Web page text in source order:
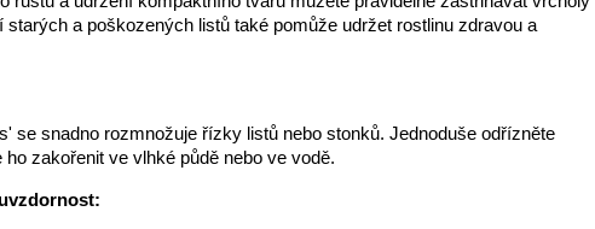
starých a poškozených listů také pomůže udržet rostlinu zdravou a
se snadno rozmnožuje řízky listů nebo stonků. Jednoduše odřízněte
zakořenit ve vlhké půdě nebo ve vodě.